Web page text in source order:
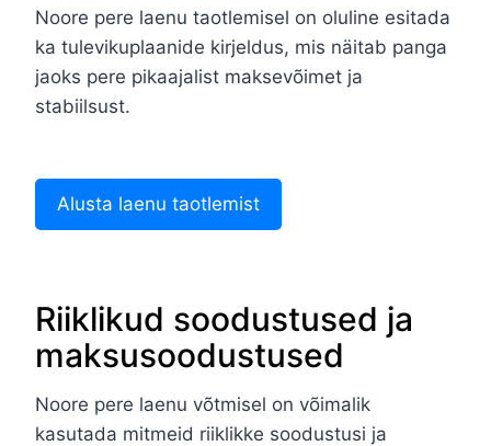
Noore pere laenu taotlemisel on oluline esitada
ka tulevikuplaanide kirjeldus, mis näitab panga
jaoks pere pikaajalist maksevõimet ja
stabiilsust.
Alusta laenu taotlemist
Riiklikud soodustused ja
maksusoodustused
Noore pere laenu võtmisel on võimalik
kasutada mitmeid riiklikke soodustusi ja